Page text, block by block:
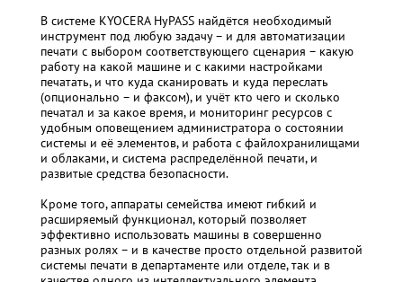
В системе KYOCERA HyPASS найдётся необходимый
инструмент под любую задачу – и для автоматизации
печати с выбором соответствующего сценария – какую
работу на какой машине и с какими настройками
печатать, и что куда сканировать и куда переслать
(опционально – и факсом), и учёт кто чего и сколько
печатал и за какое время, и мониторинг ресурсов с
удобным оповещением администратора о состоянии
системы и её элементов, и работа с файлохранилищами
и облаками, и система распределённой печати, и
развитые средства безопасности.
Кроме того, аппараты семейства имеют гибкий и
расширяемый функционал, который позволяет
эффективно использовать машины в совершенно
разных ролях – и в качестве просто отдельной развитой
системы печати в департаменте или отделе, так и в